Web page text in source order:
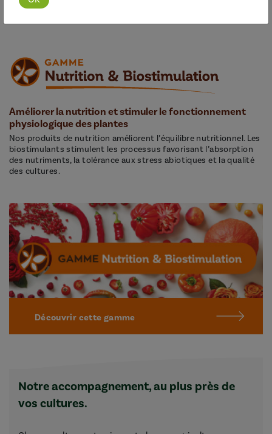
Découvrir cette gamme
Améliorer la nutrition et stimuler le fonctionnement
physiologique des plantes
Nos produits de nutrition améliorent l’équilibre nutritionnel. Les
biostimulants stimulent les processus favorisant l’absorption
des nutriments, la tolérance aux stress abiotiques et la qualité
des cultures.
Découvrir cette gamme
Notre accompagnement, au plus près de
vos cultures.